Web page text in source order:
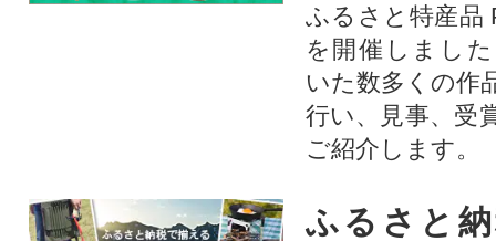
ふるさと特産品
を開催しまし
いた数多くの作
行い、見事、受
ご紹介します。
ふるさと